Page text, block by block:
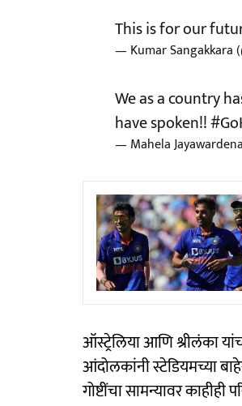
This is for our
— Kumar Sangakkara
We as a country
have spoken!!
— Mahela
ऑस्ट्रेलिया आणि श्रीलंका
आंदोलकांनी स्टेडियमच्या
गोष्टींचा सामन्यावर